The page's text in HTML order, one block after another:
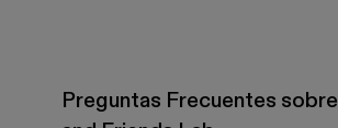
Preguntas Frecuentes